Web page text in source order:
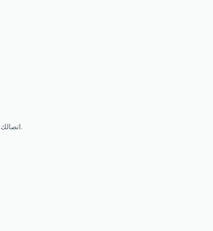
مع Reload To اتصالك مضمون: شحن رصيدك خلال ثوانٍ لأكثر من ١٠٠ مشغل، متاح ٢٤/٧ وبدون رسوم إضافية. استلم التأكيد فورًا عبر الرسائل والبريد.